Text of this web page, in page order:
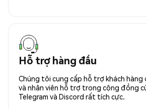
Hỗ trợ hàng đầu
Chúng tôi cung cấp hỗ trợ khách hàng
và nhân viên hỗ trợ trong cộng đồng
Telegram và Discord rất tích cực.